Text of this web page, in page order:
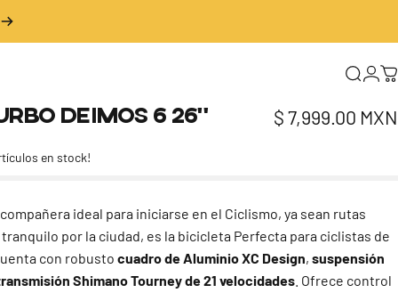
Buscar
Deimos 6 26" $ 7,999.00 MXN
en stock!
ideal para iniciarse en el Ciclismo, ya sean rutas
por la ciudad, es la bicicleta Perfecta para ciclistas de
con robustocuadro de Aluminio XC Design,suspensión
Shimano Tourney de 21 velocidades . Ofrece control